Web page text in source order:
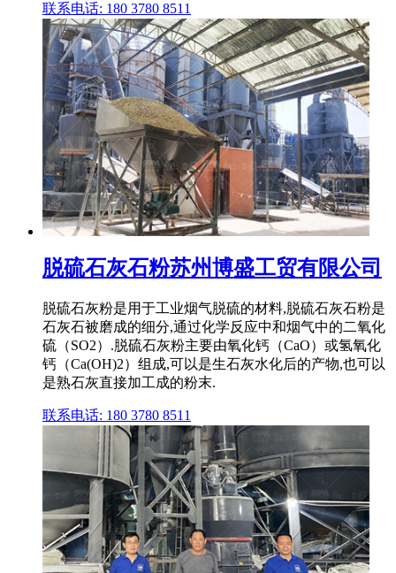
联系电话: 180 3780 8511
脱硫石灰石粉苏州博盛工贸有限公司
脱硫石灰粉是用于工业烟气脱硫的材料,脱硫石灰石粉是
石灰石被磨成的细分,通过化学反应中和烟气中的二氧化
硫（SO2）.脱硫石灰粉主要由氧化钙（CaO）或氢氧化
钙（Ca(OH)2）组成,可以是生石灰水化后的产物,也可以
是熟石灰直接加工成的粉末.
联系电话: 180 3780 8511